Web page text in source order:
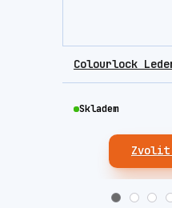
Colourlock
Skladem
Zvolit